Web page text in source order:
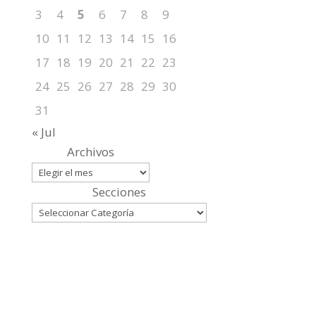
3
4 5 6 7 8
9
10 11 12 13 14 15
16
17 18 19 20 21 22 23
24 25 26 27 28 29 30
31
« Jul
Archivos
Secciones